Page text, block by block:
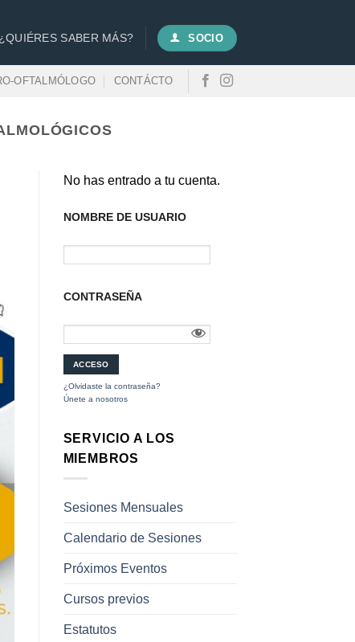
¿QUIÉRES SABER MÁS? SOCIO
OFTALMÓLOGO CONTÁCTO
No has entrado a tu cuenta.
NOMBRE DE USUARIO
CONTRASEÑA
¿Olvidaste la contraseña?
Únete a nosotros
SERVICIO A LOS
MIEMBROS
Sesiones Mensuales
Calendario de Sesiones
Próximos Eventos
Cursos previos
Estatutos